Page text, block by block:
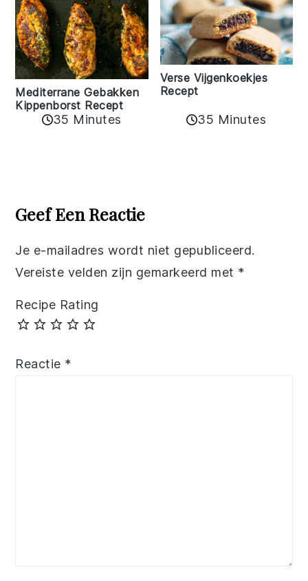
Mediterrane Gebakken
Kippenborst Recept
35 Minutes
Verse Vijgenkoekjes
Recept
35 Minutes
Interactions
Geef Een Reactie
Je e-mailadres wordt niet gepubliceerd.
Vereiste velden zijn gemarkeerd met *
Recipe Rating
Reactie *